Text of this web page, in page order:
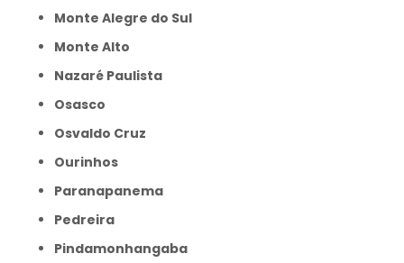
Monte Alegre do Sul
Monte Alto
Nazaré Paulista
Osasco
Osvaldo Cruz
Ourinhos
Paranapanema
Pedreira
Pindamonhangaba